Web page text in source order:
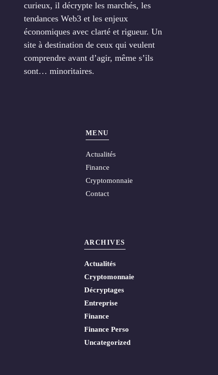
curieux, il décrypte les marchés, les
tendances Web3 et les enjeux
économiques avec clarté et rigueur. Un
site à destination de ceux qui veulent
comprendre avant d’agir, même s’ils
sont… minoritaires.
MENU
Actualités
Finance
Cryptomonnaie
Contact
ARCHIVES
Actualités
Cryptomonnaie
Décryptages
Entreprise
Finance
Finance Perso
Uncategorized